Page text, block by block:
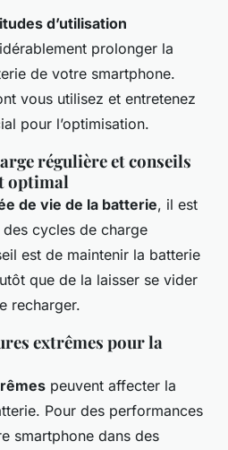
d’utilisation
prolonger la
de votre smartphone.
vous utilisez et entretenez
pour l’optimisation.
régulière et conseils
optimal
de vie de la batterie, il est
cycles de charge
est de maintenir la batterie
que de la laisser se vider
recharger.
extrêmes pour la
peuvent affecter la
Pour des performances
smartphone dans des